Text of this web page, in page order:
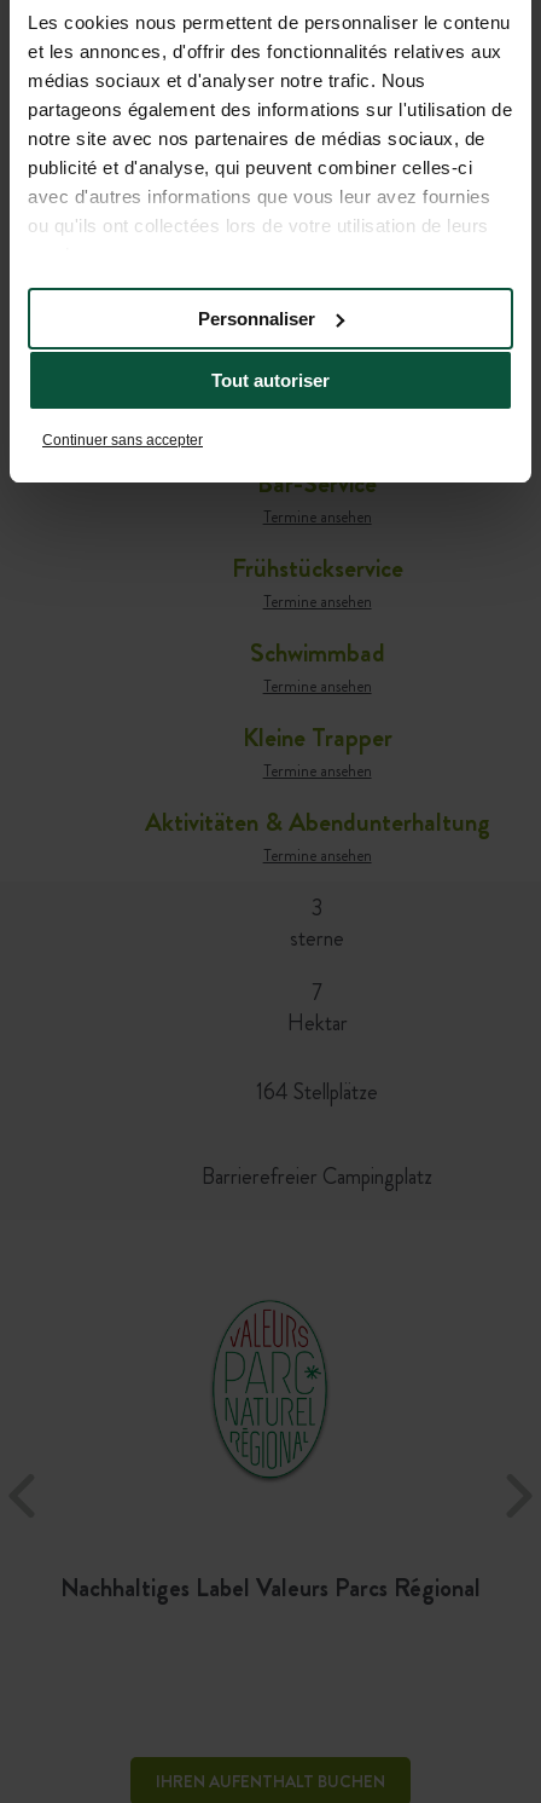
Les cookies nous permettent de personnaliser le contenu
et les annonces, d'offrir des fonctionnalités relatives aux
médias sociaux et d'analyser notre trafic. Nous
partageons également des informations sur l'utilisation de
notre site avec nos partenaires de médias sociaux, de
publicité et d'analyse, qui peuvent combiner celles-ci
avec d'autres informations que vous leur avez fournies
ou qu'ils ont collectées lors de votre utilisation de leurs
Tout autoriser
Personnaliser
Continuer sans accepter
PRAKTISCHE
AUFENTHALTSPLANUNG
Café-comptoir
Bar-Service
Termine ansehen
Frühstückservice
Termine ansehen
Schwimmbad
Termine ansehen
Kleine Trapper
Termine ansehen
Aktivitäten & Abendunterhaltung
Termine ansehen
3
sterne
7
Hektar
164 Stellplätze
Barrierefreier Campingplatz
Nachhaltiges Label Valeurs Parcs Régional
IHREN AUFENTHALT BUCHEN